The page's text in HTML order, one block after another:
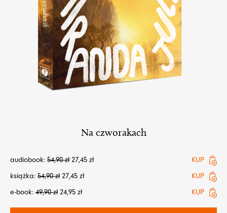
Na czworakach
audiobook: 54,90zł 27,45 zł
KUP
książka: 54,90zł 27,45 zł
KUP
e-book: 49,90zł 24,95 zł KUP